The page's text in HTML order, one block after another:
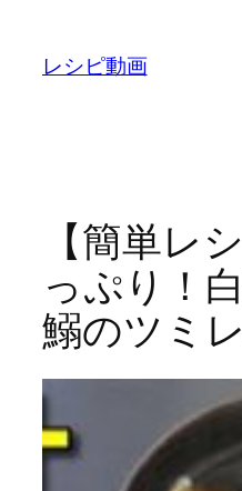
レシピ動画
【簡単レ
っぷり！
鰯のツミ